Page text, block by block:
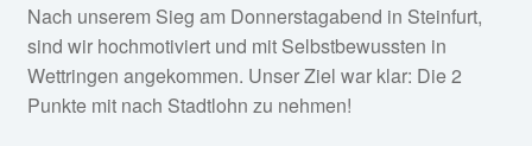
Nach unserem Sieg am Donnerstagabend in Steinfurt,
sind wir hochmotiviert und mit Selbstbewussten in
Wettringen angekommen. Unser Ziel war klar: Die 2
Punkte mit nach Stadtlohn zu nehmen!